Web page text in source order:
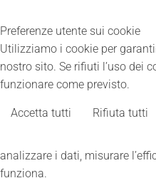
Preferenze utente sui cookie
Utilizziamo i cookie per
nostro sito. Se rifiuti l’uso dei
funzionare come previsto.
Accetta tutti Rifiuta tutti
analizzare i dati, misurare
funziona.